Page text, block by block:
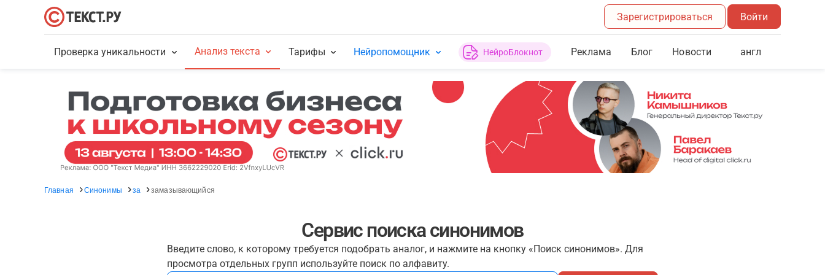
Зарегистрироваться Войти
Проверка уникальности Анализ текста Тарифы Нейропомощник НейроБлокнот Реклама Блог Новости англ
Главная Синонимы за замазывающийся
Сервис поиска синонимов
Введите слово, к которому требуется подобрать аналог, и нажмите на кнопку «Поиск синонимов». Для
просмотра отдельных групп используйте поиск по алфавиту.